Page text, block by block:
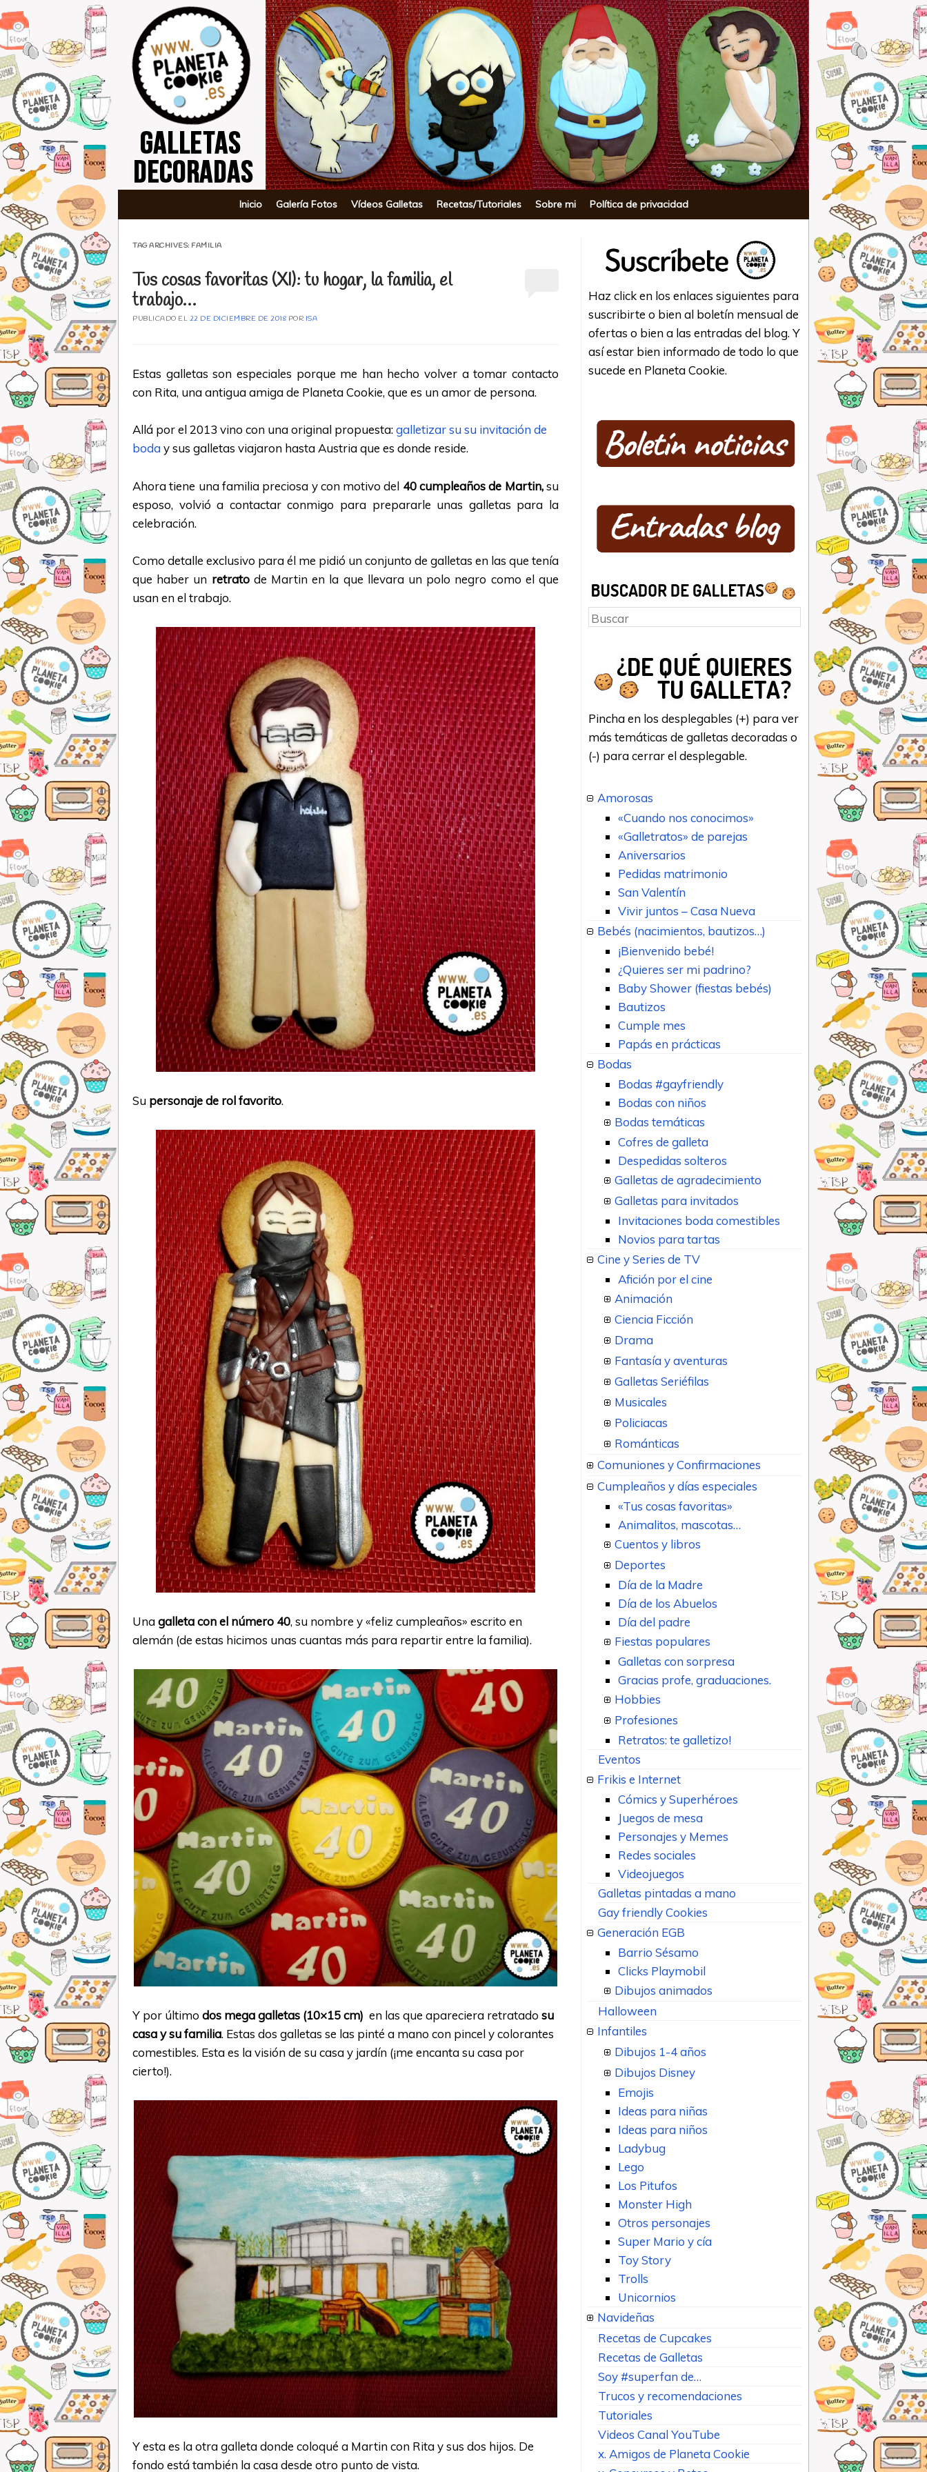
Planeta Cookie
Inicio Galería Fotos Vídeos Galletas Recetas/Tutoriales Sobre mi Política de privacidad
TAG ARCHIVES: FAMILIA
Tus cosas favoritas (XI): tu hogar, la familia, el
trabajo…
PUBLICADO EL 22 DE DICIEMBRE DE 2018 POR ISA
Estas galletas son especiales porque me han hecho volver a tomar contacto
con Rita, una antigua amiga de Planeta Cookie, que es un amor de persona.
Allá por el 2013 vino con una original propuesta:galletizar su su invitación de
boda y sus galletas viajaron hasta Austria que es donde reside.
Ahora tiene una familia preciosa y con motivo del 40 cumpleaños de Martin,su
esposo, volvió a contactar conmigo para prepararle unas galletas para la
celebración.
Como detalle exclusivo para él me pidió un conjunto de galletas en las que tenía
que haber un retratode Martin en la que llevara un polo negro como el que
usan en el trabajo.
Su personaje de rol favorito.
Unagalleta con el número 40, su nombre y «feliz cumpleaños» escrito en
alemán (de estas hicimos unas cuantas más para repartir entre la familia).
Y por último dos mega galletas (10×15 cm) en las que apareciera retratado su
casa y su familia. Estas dos galletas se las pinté a mano con pincel y colorantes
comestibles. Esta es la visión de su casa y jardín (¡me encanta su casa por
cierto!).
Y esta es la otra galleta donde coloqué a Martin con Rita y sus dos hijos. De
fondo está también la casa desde otro punto de vista.
Haz click en los enlaces siguientes para
suscribirte o bien al boletín mensual de
ofertas o bien a las entradas del blog. Y
así estar bien informado de todo lo que
sucede en Planeta Cookie.
Buscar
Pincha en los desplegables (+) para ver
más temáticas de galletas decoradas o
(-) para cerrar el desplegable.
Amorosas
«Cuando nos conocimos»
«Galletratos» de parejas
Aniversarios
Pedidas matrimonio
San Valentín
Vivir juntos – Casa Nueva
Bebés (nacimientos, bautizos…)
¡Bienvenido bebé!
¿Quieres ser mi padrino?
Baby Shower (fiestas bebés)
Bautizos
Cumple mes
Papás en prácticas
Bodas
Bodas #gayfriendly
Bodas con niños
Bodas temáticas
Cofres de galleta
Despedidas solteros
Galletas de agradecimiento
Galletas para invitados
Invitaciones boda comestibles
Novios para tartas
Cine y Series de TV
Afición por el cine
Animación
Ciencia Ficción
Drama
Fantasía y aventuras
Galletas Seriéfilas
Musicales
Policiacas
Románticas
Comuniones y Confirmaciones
Cumpleaños y días especiales
«Tus cosas favoritas»
Animalitos, mascotas…
Cuentos y libros
Deportes
Día de la Madre
Día de los Abuelos
Día del padre
Fiestas populares
Galletas con sorpresa
Gracias profe, graduaciones.
Hobbies
Profesiones
Retratos: te galletizo!
Eventos
Frikis e Internet
Cómics y Superhéroes
Juegos de mesa
Personajes y Memes
Redes sociales
Videojuegos
Galletas pintadas a mano
Gay friendly Cookies
Generación EGB
Barrio Sésamo
Clicks Playmobil
Dibujos animados
Halloween
Infantiles
Dibujos 1-4 años
Dibujos Disney
Emojis
Ideas para niñas
Ideas para niños
Ladybug
Lego
Los Pitufos
Monster High
Otros personajes
Super Mario y cía
Toy Story
Trolls
Unicornios
Navideñas
Recetas de Cupcakes
Recetas de Galletas
Soy #superfan de…
Trucos y recomendaciones
Tutoriales
Videos Canal YouTube
x. Amigos de Planeta Cookie